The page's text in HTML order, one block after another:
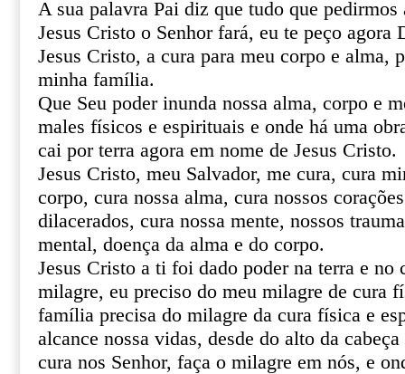
A sua palavra Pai diz que tudo que pedirmos
Jesus Cristo o Senhor fará, eu te peço agora
Jesus Cristo, a cura para meu corpo e alma,
minha família.
Que Seu poder inunda nossa alma, corpo e
males físicos e espirituais e onde há uma
cai por terra agora em nome de Jesus Cristo.
Jesus Cristo, meu Salvador, me cura, cura
corpo, cura nossa alma, cura nossos
dilacerados, cura nossa mente, nossos
mental, doença da alma e do corpo.
Jesus Cristo a ti foi dado poder na terra e no
milagre, eu preciso do meu milagre de cura
família precisa do milagre da cura física e
alcance nossa vidas, desde do alto da
cura nos Senhor, faça o milagre em nós, e